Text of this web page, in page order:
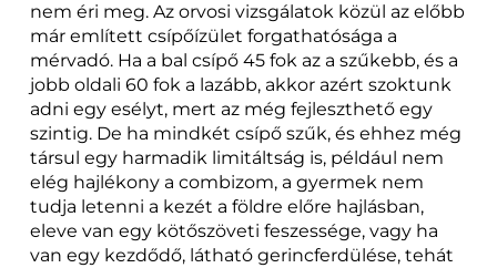
nem éri meg. Az orvosi vizsgálatok közül az előbb
már említett csípőízület forgathatósága a
mérvadó. Ha a bal csípő 45 fok az a szűkebb, és a
jobb oldali 60 fok a lazább, akkor azért szoktunk
adni egy esélyt, mert az még fejleszthető egy
szintig. De ha mindkét csípő szűk, és ehhez még
társul egy harmadik limitáltság is, például nem
elég hajlékony a combizom, a gyermek nem
tudja letenni a kezét a földre előre hajlásban,
eleve van egy kötőszöveti feszessége, vagy ha
van egy kezdődő, látható gerincferdülése, tehát